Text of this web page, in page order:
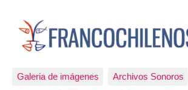
Galeria de imágenes Archivos Sonoros